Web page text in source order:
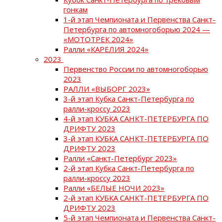
гонкам
1-й этап Чемпионата и Первенства Санкт-
Петербурга по автомногоборью 2024 —
«МОТОТРЕК 2024»
Ралли «КАРЕЛИЯ 2024»
2023
Первенство России по автомногоборью
2023
РАЛЛИ «ВЫБОРГ 2023»
3-й этап Кубка Санкт-Петербурга по
ралли-кроссу 2023
4-й этап КУБКА САНКТ-ПЕТЕРБУРГА ПО
ДРИФТУ 2023
3-й этап КУБКА САНКТ-ПЕТЕРБУРГА ПО
ДРИФТУ 2023
Ралли «Санкт-Петербург 2023»
2-й этап Кубка Санкт-Петербурга по
ралли-кроссу 2023
Ралли «БЕЛЫЕ НОЧИ 2023»
2-й этап КУБКА САНКТ-ПЕТЕРБУРГА ПО
ДРИФТУ 2023
5-й этап Чемпионата и Первенства Санкт-